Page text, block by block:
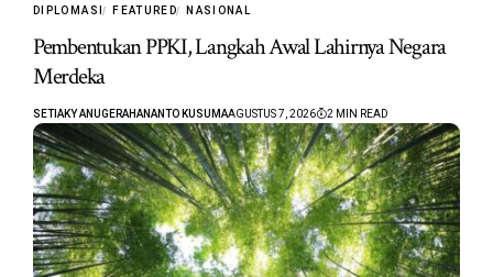
DIPLOMASI FEATURED NASIONAL
Pembentukan PPKI, Langkah Awal Lahirnya Negara
Merdeka
SETIAKY ANUGERAHANANTO KUSUMAAGUSTUS 7, 2026 2 MIN READ